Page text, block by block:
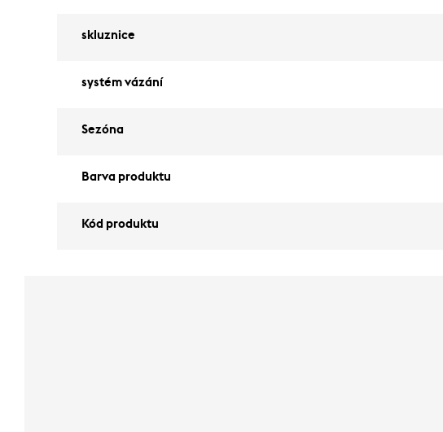
skluznice
systém vázání
Sezóna
Barva produktu
Kód produktu